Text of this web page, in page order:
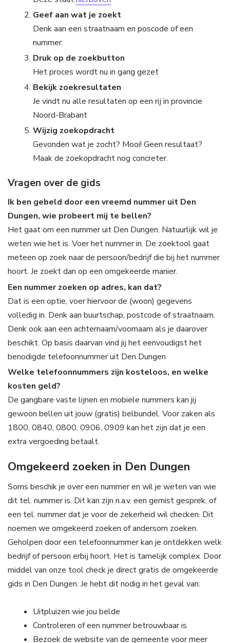
Geef aan wat je zoekt
Denk aan een straatnaam en poscode of een
nummer.
Druk op de zoekbutton
Het proces wordt nu in gang gezet
Bekijk zoekresultaten
Je vindt nu alle resultaten op een rij in provincie
Noord-Brabant
Wijzig zoekopdracht
Gevonden wat je zocht? Mooi! Geen resultaat?
Maak de zoekopdracht nog concreter.
Vragen over de gids
Ik ben gebeld door een vreemd nummer uit Den
Dungen, wie probeert mij te bellen?
Het gaat om een nummer uit Den Dungen. Natuurlijk wil je
weten wie het is. Voer het nummer in. De zoektool gaat
meteen op zoek naar de persoon/bedrijf die bij het nummer
hoort. Je zoekt dan op een omgekeerde manier.
Een nummer zoeken op adres, kan dat?
Dat is een optie, voer hiervoor de (woon) gegevens
volledig in. Denk aan buurtschap, postcode of straatnaam.
Denk ook aan een achternaam/voornaam als je daarover
beschikt. Op basis daarvan vind jij het eenvoudigst het
benodigde telefoonnummer uit Den Dungen
Welke telefoonnummers zijn kosteloos, en welke
kosten geld?
De gangbare vaste lijnen en mobiele nummers kan jij
gewoon bellen uit jouw (gratis) belbundel. Voor zaken als
1800, 0840, 0800, 0906, 0909 kan het zijn dat je een
extra vergoeding betaalt.
Omgekeerd zoeken in Den Dungen
Soms beschik je over een nummer en wil je weten van wie
dit tel. nummer is. Dit kan zijn n.a.v. een gemist gesprek, of
een tel. nummer dat je voor de zekerheid wil checken. Dit
noemen we omgekeerd zoeken of andersom zoeken.
Geholpen door een telefoonnummer kan je ontdekken welk
bedrijf of persoon erbij hoort. Het is tamelijk complex. Door
middel van onze tool check je direct gratis de omgekeerde
gids in Den Dungen. Je hebt dit nodig in het geval van:
Uitpluizen wie jou belde
Controleren of een nummer betrouwbaar is
Bezoek de website van de gemeente voor meer